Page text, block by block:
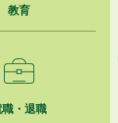
受賞しました！
教育
職・退職